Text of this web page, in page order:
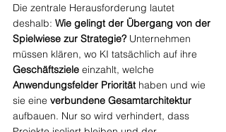
Die zentrale Herausforderung lautet
deshalb: Wie gelingt der Übergang von der
Spielwiese zur Strategie? Unternehmen
müssen klären, wo KI tatsächlich auf ihre
Geschäftsziele einzahlt, welche
Anwendungsfelder Priorität haben und wie
sie eine verbundene Gesamtarchitektur
aufbauen. Nur so wird verhindert, dass